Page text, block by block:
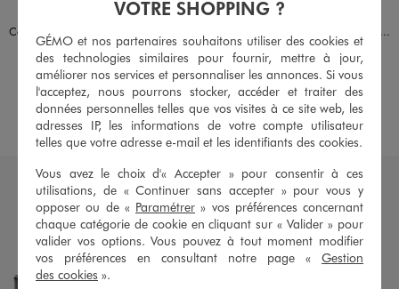
Disponible en 2 coloris
BLEU FONCE
NOIR STANDARD
Ceinture à motifs dentelle en relief femme
9,99 €
4.5/5 de moyenne
(84 avis)
AJOUTERAU PANIER
Disponible en 2 coloris
9,99 €
4.5/5 de moyenne
(83 avis)
AJOUTERAU PANIER
VOTRE SHOPPING ?
GÉMO et nos partenaires souhaitons utiliser des cookies et
des technologies similaires pour fournir, mettre à jour,
améliorer nos services et personnaliser les annonces. Si vous
l'acceptez, nous pourrons stocker, accéder et traiter des
données personnelles telles que vos visites à ce site web, les
adresses IP, les informations de votre compte utilisateur
telles que votre adresse e-mail et les identifiants des cookies.
Vous avez le choix d'« Accepter » pour consentir à ces
utilisations, de « Continuer sans accepter » pour vous y
opposer ou de « Paramétrer » vos préférences concernant
chaque catégorie de cookie en cliquant sur « Valider » pour
valider vos options. Vous pouvez à tout moment modifier
vos préférences en consultant notre page « Gestion
des cookies ».